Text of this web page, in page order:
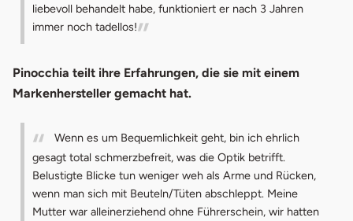
liebevoll behandelt habe, funktioniert er nach 3 Jahren
immer noch tadellos!
Pinocchia teilt ihre Erfahrungen, die sie mit einem
Markenhersteller gemacht hat.
Wenn es um Bequemlichkeit geht, bin ich ehrlich
gesagt total schmerzbefreit, was die Optik betrifft.
Belustigte Blicke tun weniger weh als Arme und Rücken,
wenn man sich mit Beuteln/Tüten abschleppt. Meine
Mutter war alleinerziehend ohne Führerschein, wir hatten